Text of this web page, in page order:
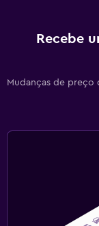
Estacionamento
Estacionamento
Ginásio
Recebe
Mudanças de